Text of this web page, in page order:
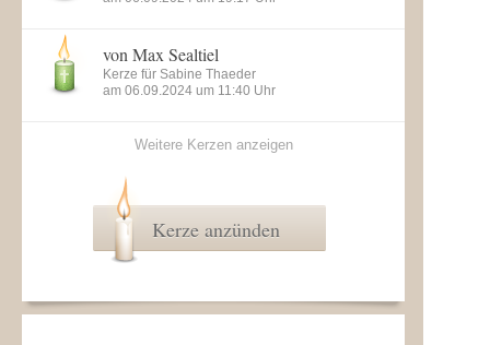
von Max Sealtiel
Kerze für Sabine Thaeder
am 06.09.2024 um 11:40 Uhr
Weitere Kerzen anzeigen
Kerze anzünden